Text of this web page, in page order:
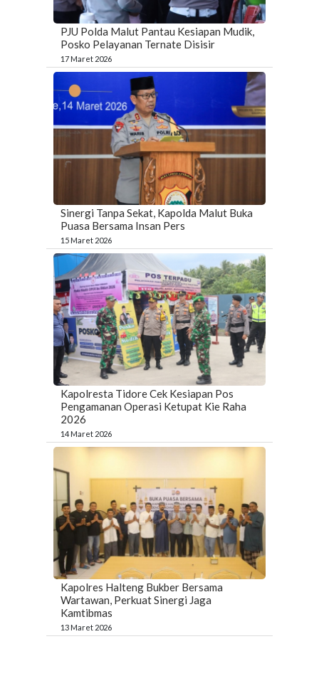
PJU Polda Malut Pantau Kesiapan Mudik,
Posko Pelayanan Ternate Disisir
17 Maret 2026
Sinergi Tanpa Sekat, Kapolda Malut Buka
Puasa Bersama Insan Pers
15 Maret 2026
Kapolresta Tidore Cek Kesiapan Pos
Pengamanan Operasi Ketupat Kie Raha
2026
14 Maret 2026
Kapolres Halteng Bukber Bersama
Wartawan, Perkuat Sinergi Jaga
Kamtibmas
13 Maret 2026